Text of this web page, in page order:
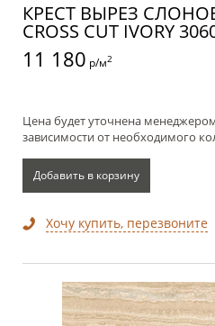
КРЕСТ ВЫРЕЗ
CROSS CUT IVORY
11 180 р/м2
Цена будет уточнена
зависимости от необходимого
Добавить в корзину
Хочу купить, перезвоните